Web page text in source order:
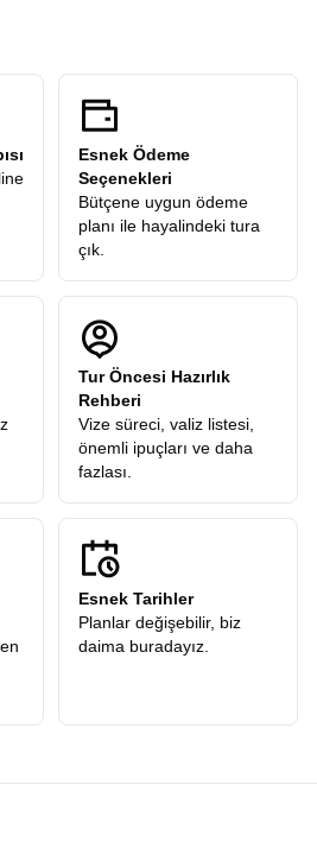
satılan geziler, bizim
fiyata dahildir veya paket mantığıyla
Böylece tura çıktığınızda eliniz sürekli
net bir şekilde bilirsiniz. Lüks
transferler, ödediğiniz ücretin
sağlar.
en ideal süre ve içerik dengesini kurmak
7 Gün Mısır Turu
dizayn edilmiştir. Ne koşturmaca
ne de boş zamanla sıkılırsınız. Her
planlı ama bir o kadar da esnek
anılar biriktirme garantisi
Asvan’ın dinginliğine kadar
sığdırılmıştır.
Hurgada Turu
da en az varış noktası kadar
ve konforu, turun genel memnuniyetini
çıkışlı Kahire-Luksor-Hurgada
gerçekleşir. İstanbul
andan itibaren, profesyonel
Uçak saatleri, transferler ve
minimize edecek şekilde
atmosferi soluduğunuzda,
bırakmış, önünüzde güneşin
bulmuş olursunuz.
Turu
Esnek Ödeme
Seçenekleri
Bütçene uygun ödeme
planı ile hayalindeki tura
çık.
Tur Öncesi Hazırlık
Rehberi
Vize süreci, valiz listesi,
önemli ipuçları ve daha
fazlası.
Esnek Tarihler
Planlar değişebilir, biz
daima buradayız.